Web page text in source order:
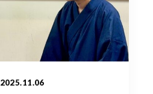
2025.11.06